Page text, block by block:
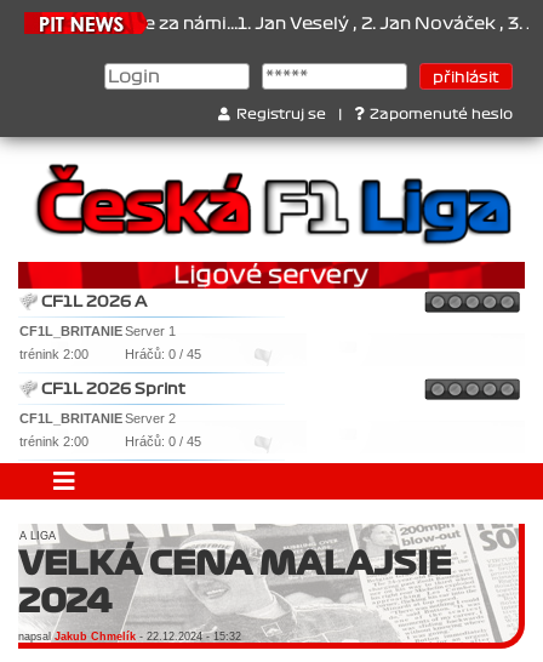
1 je za námi...1. Jan Veselý , 2. Jan Nováček , 3. Jakub
Registruj se Zapomenuté heslo
CF1L 2026 A
CF1L_BRITANIEServer 1
trénink 2:00
Hráčů: 0 / 45
CF1L 2026 Sprint
CF1L_BRITANIEServer 2
trénink 2:00
Hráčů: 0 / 45
A LIGA
VELKÁ CENA MALAJSIE
2024
napsalJakub Chmelík - 22.12.2024 - 15:32